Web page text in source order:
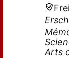
Arts